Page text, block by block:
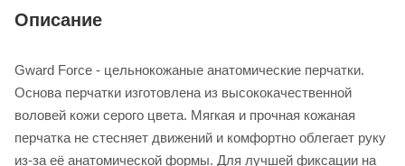
Описание
Gward Force - цельнокожаные анатомические перчатки.
Основа перчатки изготовлена из высококачественной
воловей кожи серого цвета. Мягкая и прочная кожаная
перчатка не стесняет движений и комфортно облегает руку
из-за её анатомической формы. Для лучшей фиксации на